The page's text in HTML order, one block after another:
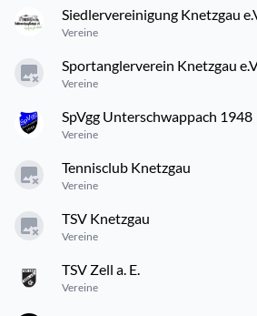
Siedlervereinigung Knetzgau
Vereine
Sportanglerverein Knetzgau
Vereine
SpVgg Unterschwappach 1948
Vereine
Tennisclub Knetzgau
Vereine
TSV Knetzgau
Vereine
TSV Zell a. E.
Vereine